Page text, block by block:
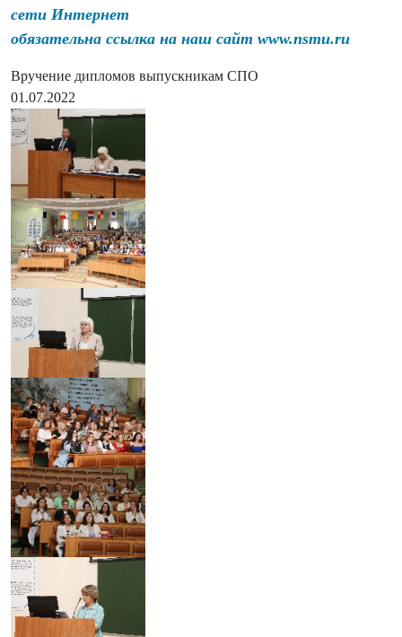
сети Интернет
обязательна ссылка на наш сайт www.nsmu.ru
Вручение дипломов выпускникам СПО
01.07.2022